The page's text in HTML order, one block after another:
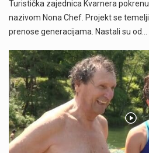
Turistička zajednica Kvarnera
nazivom Nona Chef. Projekt se
prenose generacijama. Nastali su od…